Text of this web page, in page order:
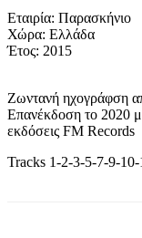
Εταιρία: Παρασκήνιο
Χώρα: Ελλάδα
Έτος: 2015
Ζωντανή ηχογράφση
Επανέκδοση το 2020
εκδόσεις FM Records
Tracks 1-2-3-5-7-9-